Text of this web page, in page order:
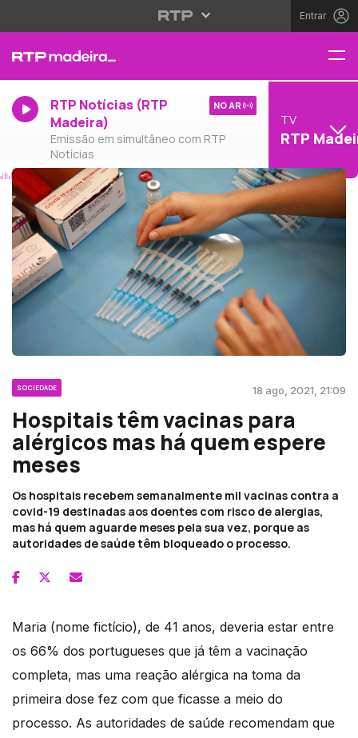
Entrar
RTP Notícias (RTP
Madeira)
Emissão em simultâneo com RTP
Notícias
NO AR
TV
RTP
SOCIEDADE 18 ago, 2021, 21:09
Hospitais têm vacinas para
alérgicos mas há quem espere
meses
Os hospitais recebem semanalmente mil vacinas contra a
covid-19 destinadas aos doentes com risco de alergias,
mas há quem aguarde meses pela sua vez, porque as
autoridades de saúde têm bloqueado o processo.
Maria (nome fictício), de 41 anos, deveria estar entre
os 66% dos portugueses que já têm a vacinação
completa, mas uma reação alérgica na toma da
primeira dose fez com que ficasse a meio do
processo. As autoridades de saúde recomendam que